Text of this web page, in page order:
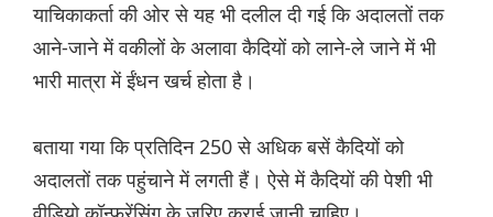
याचिकाकर्ता की ओर से यह भी दलील दी गई कि अदालतों तक
आने-जाने में वकीलों के अलावा कैदियों को लाने-ले जाने में भी
भारी मात्रा में ईंधन खर्च होता है।
बताया गया कि प्रतिदिन 250 से अधिक बसें कैदियों को
अदालतों तक पहुंचाने में लगती हैं। ऐसे में कैदियों की पेशी भी